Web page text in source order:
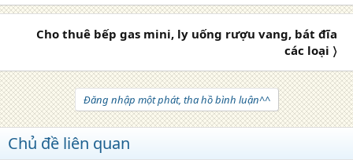
Cho thuê bếp gas mini, ly uống rượu vang, bát đĩa
các loại 〉
Đăng nhập một phát, tha hồ bình luận^^
Chủ đề liên quan